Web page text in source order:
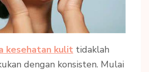
kesehatan kulit tidaklah
dengan konsisten. Mulai